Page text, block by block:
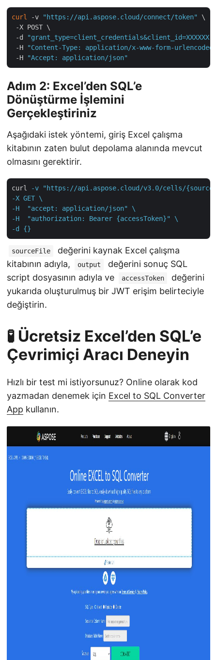
curl -v "https://api.aspose.cloud/connect/token"
\
-X POST \
-d
"grant_type=client_credentials&client_id=XXXXXX-
-H
"Content-Type: application/x-www-form-urlencoded"
-H
"Accept: application/json"
Adım 2: Excel’den SQL’e
Dönüştürme İşlemini
Gerçekleştiriniz
Aşağıdaki istek yöntemi, giriş Excel çalışma
kitabının zaten bulut depolama alanında mevcut
olmasını gerektirir.
curl
-v "https://api.aspose.cloud/v3.0/cells/
-X GET \
-H  "accept: application/json" \
-H  "authorization: Bearer {accessToken}" \
-d {}
sourceFile
değerini kaynak Excel çalışma
kitabının adıyla,
output
değerini sonuç SQL
script dosyasının adıyla ve
accessToken
değerini
yukarıda oluşturulmuş bir JWT erişim belirteciyle
değiştirin.
🧪 Ücretsiz Excel’den SQL’e
Çevrimiçi Aracı Deneyin
Hızlı bir test mi istiyorsunuz? Online olarak kod
yazmadan denemek için Excel to SQL Converter
App kullanın.